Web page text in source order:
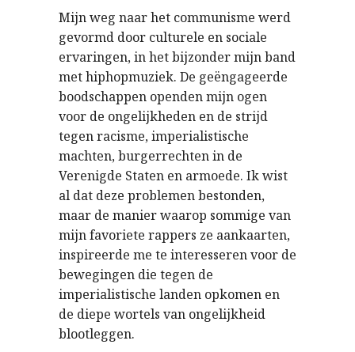
Mijn weg naar het communisme werd
gevormd door culturele en sociale
ervaringen, in het bijzonder mijn band
met hiphopmuziek. De geëngageerde
boodschappen openden mijn ogen
voor de ongelijkheden en de strijd
tegen racisme, imperialistische
machten, burgerrechten in de
Verenigde Staten en armoede. Ik wist
al dat deze problemen bestonden,
maar de manier waarop sommige van
mijn favoriete rappers ze aankaarten,
inspireerde me te interesseren voor de
bewegingen die tegen de
imperialistische landen opkomen en
de diepe wortels van ongelijkheid
blootleggen.